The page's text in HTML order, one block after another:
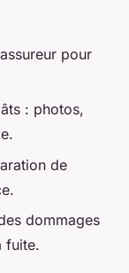
pour
: photos,
de
dommages
fuite.